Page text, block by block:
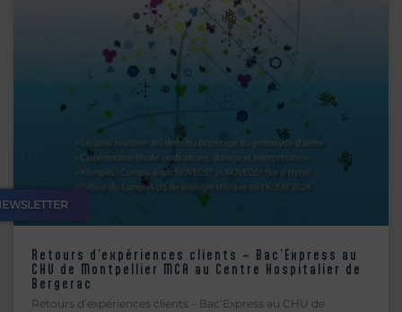
Retours d’expériences clients – Bac’Express au
CHU de Montpellier MCA au Centre Hospitalier de
Bergerac
Retours d’expériences clients – Bac’Express au CHU de